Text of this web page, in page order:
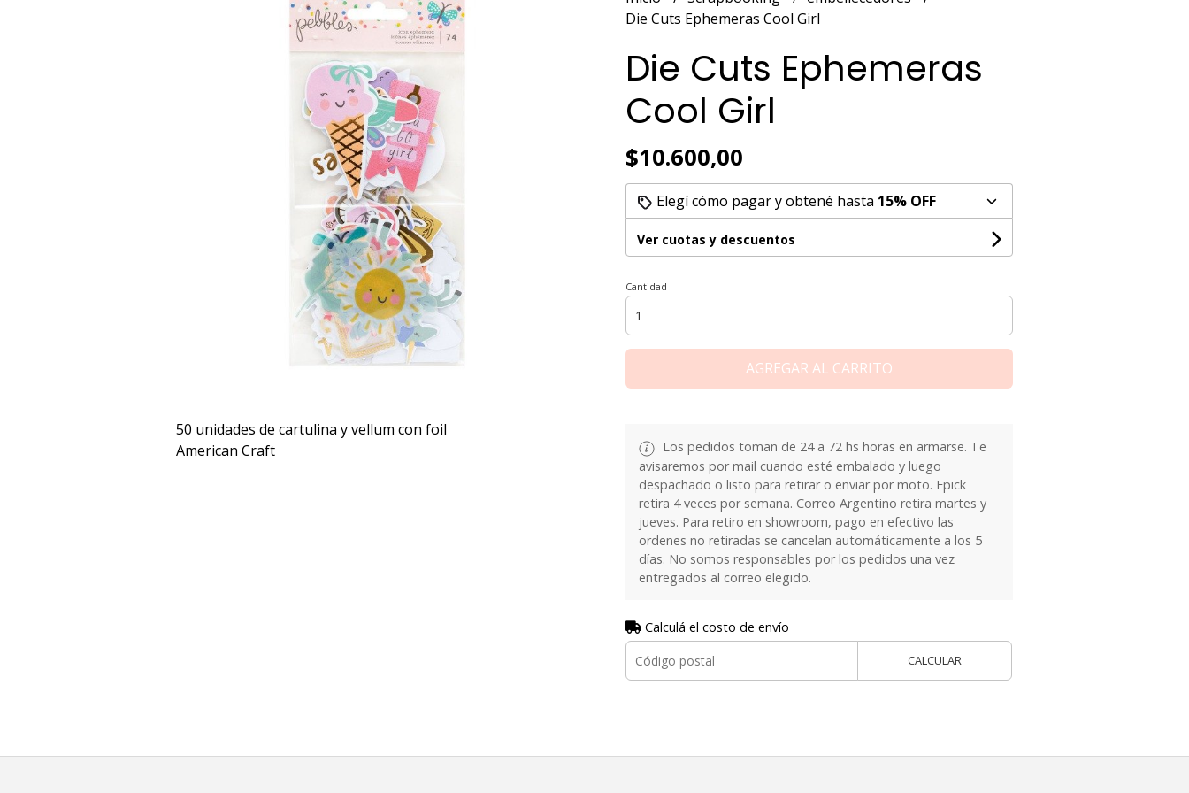
50 unidades de cartulina y vellum con foil
American Craft
Die Cuts Ephemeras Cool Girl
Die Cuts Ephemeras
Cool Girl
$10.600,00
Elegí cómo pagar y obtené hasta 15% OFF
Ver cuotas y descuentos
Cantidad
AGREGAR AL CARRITO
Los pedidos toman de 24 a 72 hs horas en armarse. Te
avisaremos por mail cuando esté embalado y luego
despachado o listo para retirar o enviar por moto. Epick
retira 4 veces por semana. Correo Argentino retira martes y
jueves. Para retiro en showroom, pago en efectivo las
ordenes no retiradas se cancelan automáticamente a los 5
días. No somos responsables por los pedidos una vez
entregados al correo elegido.
Calculá el costo de envío
CALCULAR